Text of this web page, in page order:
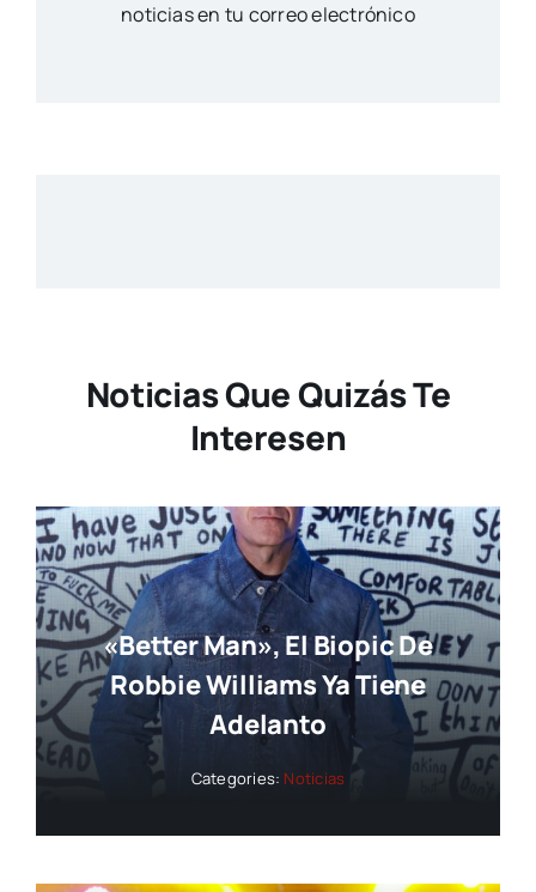
noticias en tu correo electrónico
Noticias Que Quizás Te
Interesen
«Better Man», El Biopic De
Robbie Williams Ya Tiene
Adelanto
Categories: Noticias